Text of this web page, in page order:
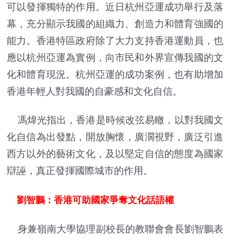
可以發揮獨特的作用。近日杭州亞運成功舉行及落
幕，充分顯示我國的組織力、創造力和體育強國的
能力。香港特區政府除了大力支持香港運動員，也
應以杭州亞運為實例，向市民和外界宣傳我國的文
化和體育現況。杭州亞運的成功案例，也有助增加
香港年輕人對我國的自豪感和文化自信。
馮煒光指出，香港是時候改弦易轍，以對我國文
化自信為出發點，開放胸懷，廣濶視野，廣泛引進
西方以外的藝術文化，及以堅定自信的態度為國家
辯誣，真正發揮國際城市的作用。
劉智鵬：香港可助國家爭奪文化話語權
身兼嶺南大學協理副校長的教聯會會長劉智鵬表